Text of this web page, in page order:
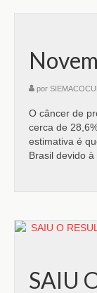
por
O câncer de
cerca de
estimativa é
Brasil devido
SAIU